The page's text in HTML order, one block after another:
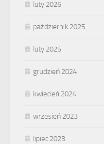
luty 2026
październik 2025
luty 2025
grudzień 2024
kwiecień 2024
wrzesień 2023
lipiec 2023